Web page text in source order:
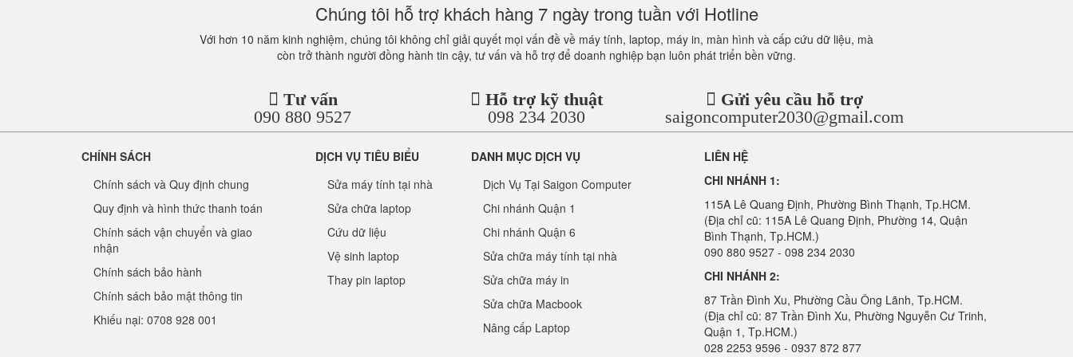
Chúng tôi hỗ trợ khách hàng 7 ngày trong tuần với Hotline
Với hơn 10 năm kinh nghiệm, chúng tôi không chỉ giải quyết mọi vấn đề về máy tính, laptop, máy in, màn hình và cấp cứu dữ liệu, mà
còn trở thành người đồng hành tin cậy, tư vấn và hỗ trợ để doanh nghiệp bạn luôn phát triển bền vững.
Tư vấn
090 880 9527
Hỗ trợ kỹ thuật
098 234 2030
Gửi yêu cầu hỗ trợ
saigoncomputer2030@gmail.com
CHÍNH SÁCH
Chính sách và Quy định chung
Quy định và hình thức thanh toán
Chính sách vận chuyển và giao
nhận
Chính sách bảo hành
Chính sách bảo mật thông tin
Khiếu nại: 0708 928 001
DỊCH VỤ TIÊU BIỂU
Sửa máy tính tại nhà
Sửa chữa laptop
Cứu dữ liệu
Vệ sinh laptop
Thay pin laptop
DANH MỤC DỊCH VỤ
Dịch Vụ Tại Saigon Computer
Chi nhánh Quận 1
Chi nhánh Quận 6
Sửa chữa máy tính tại nhà
Sửa chữa máy in
Sửa chữa Macbook
Nâng cấp Laptop
LIÊN HỆ
CHI NHÁNH 1:
115A Lê Quang Định, Phường Bình Thạnh, Tp.HCM.
(Địa chỉ cũ: 115A Lê Quang Định, Phường 14, Quận
Bình Thạnh, Tp.HCM.)
090 880 9527 - 098 234 2030
CHI NHÁNH 2:
87 Trần Đình Xu, Phường Cầu Ông Lãnh, Tp.HCM.
(Địa chỉ cũ: 87 Trần Đình Xu, Phường Nguyễn Cư Trinh,
Quận 1, Tp.HCM.)
028 2253 9596 - 0937 872 877